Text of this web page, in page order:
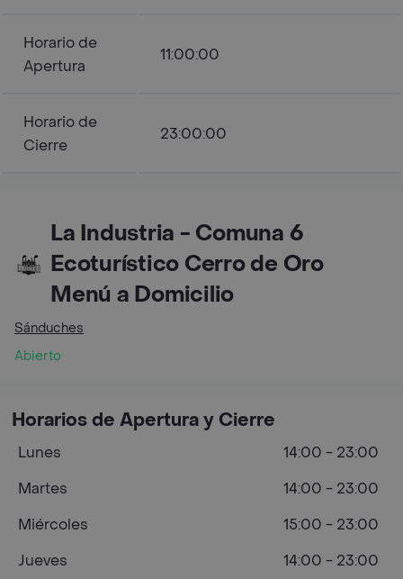
Horario de
Apertura
11:00:00
Horario de
Cierre
23:00:00
La Industria - Comuna 6
Ecoturístico Cerro de Oro
Menú a Domicilio
Sánduches
Abierto
Horarios de Apertura y Cierre
Lunes
14:00 - 23:00
Martes
14:00 - 23:00
Miércoles
15:00 - 23:00
Jueves
14:00 - 23:00